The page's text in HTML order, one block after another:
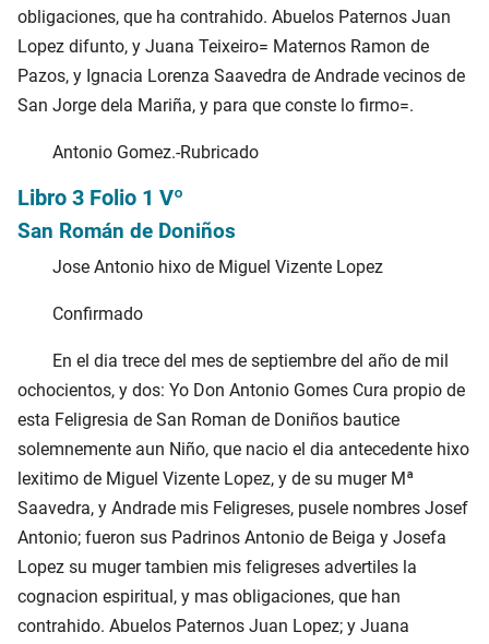
obligaciones, que ha contrahido. Abuelos Paternos Juan
Lopez difunto, y Juana Teixeiro= Maternos Ramon de
Pazos, y Ignacia Lorenza Saavedra de Andrade vecinos de
San Jorge dela Mariña, y para que conste lo firmo=.
Antonio Gomez.-Rubricado
Libro 3 Folio 1 Vº
San Román de Doniños
Jose Antonio hixo de Miguel Vizente Lopez
Confirmado
En el dia trece del mes de septiembre del año de mil
ochocientos, y dos: Yo Don Antonio Gomes Cura propio de
esta Feligresia de San Roman de Doniños bautice
solemnemente aun Niño, que nacio el dia antecedente hixo
lexitimo de Miguel Vizente Lopez, y de su muger Mª
Saavedra, y Andrade mis Feligreses, pusele nombres Josef
Antonio; fueron sus Padrinos Antonio de Beiga y Josefa
Lopez su muger tambien mis feligreses advertiles la
cognacion espiritual, y mas obligaciones, que han
contrahido. Abuelos Paternos Juan Lopez; y Juana